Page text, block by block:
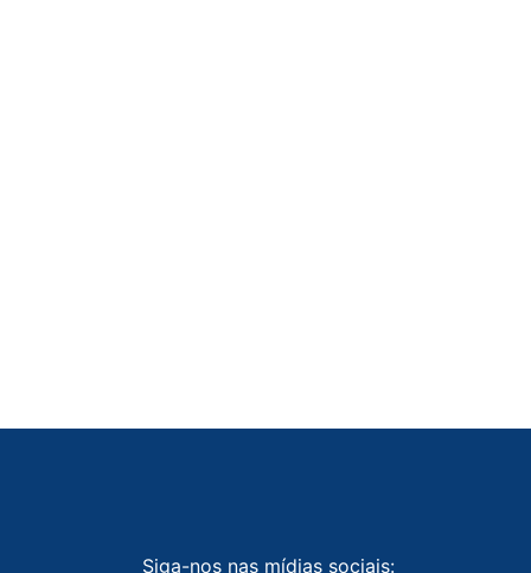
Siga-nos nas mídias sociais: